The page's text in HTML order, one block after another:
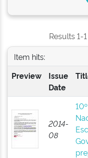
Results 1-
Item hits:
Preview
Issue
Date
2014-
08